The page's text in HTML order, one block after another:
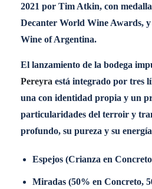
2021 por Tim Atkin, con
Decanter World Wine Awards,
Wine of Argentina.
El lanzamiento de la bodega
Pereyra está integrado por tres
una con identidad propia y un
particularidades del terroir y
profundo, su pureza y su
Espejos (Crianza en
Miradas (50% en Concreto,